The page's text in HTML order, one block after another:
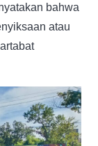
bahwa
atau